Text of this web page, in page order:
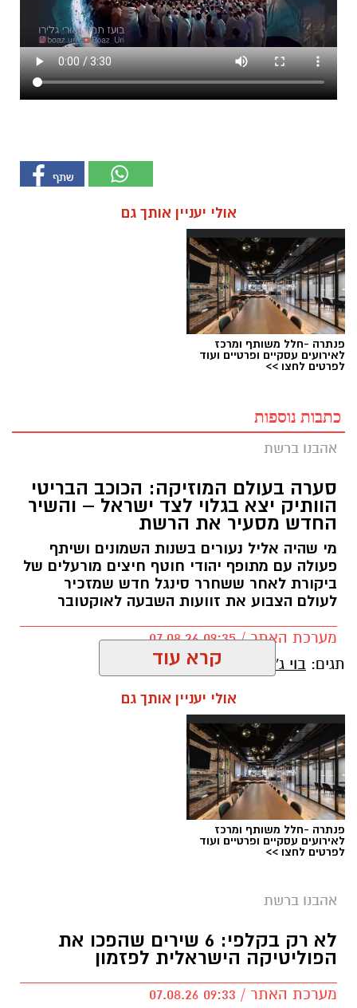
אולי יעניין אותך גם
פנתרה -חלל משותף ומרכז
לאירועים עסקיים ופרטיים ועוד
לפרטים לחצו >>
כתבות נוספות
אהבנו ברשת
סערה בעולם המוזיקה: הכוכב הבריטי
הוותיק יצא בגלוי לצד ישראל – והשיר
החדש מסעיר את הרשת
מי שהיה אליל נעורים בשנות השמונים ושיתף
פעולה עם מתופף יהודי חוטף חיצים מורעלים של
ביקורת לאחר ששחרר סינגל חדש שמזכיר
לעולם הצבוע את זוועות השבעה לאוקטובר
מערכת האתר / 09:35 07.08.26
תגים: בוי ג'ורג'
למילים וצפו בקלפי הרשמי
קרא עוד
אולי יעניין אותך גם
פנתרה -חלל משותף ומרכז
לאירועים עסקיים ופרטיים ועוד
לפרטים לחצו >>
אהבנו ברשת
לא רק בקלפי: 6 שירים שהפכו את
הפוליטיקה הישראלית לפזמון
מערכת האתר / 09:33 07.08.26